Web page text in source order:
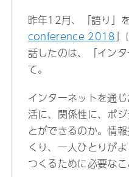
昨年12月、「語り」
conference 2018
話したのは、「イン
て。
インターネットを通
活に、関係性に、ポ
とができるのか。情
くり、一人ひとりが
つくるために必要なこ